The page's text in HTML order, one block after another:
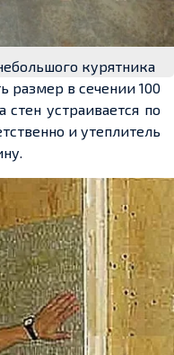
курятника
размер в сечении 100
устраивается по
и утеплитель